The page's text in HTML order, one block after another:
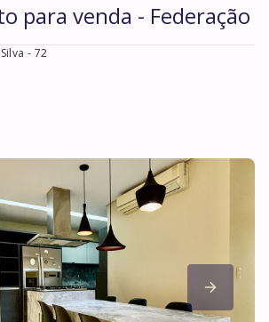
para venda - Federação
- 72